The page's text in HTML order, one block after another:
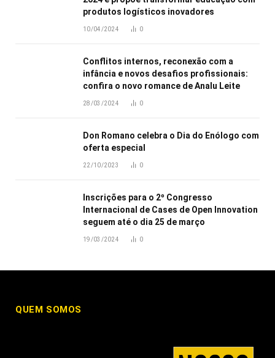
produtos logísticos inovadores
10/04/2024 0
Conflitos internos, reconexão com a
infância e novos desafios profissionais:
confira o novo romance de Analu Leite
28/03/2024 0
Don Romano celebra o Dia do Enólogo com
oferta especial
22/10/2023 0
Inscrições para o 2º Congresso
Internacional de Cases de Open Innovation
seguem até o dia 25 de março
19/03/2024 0
QUEM SOMOS